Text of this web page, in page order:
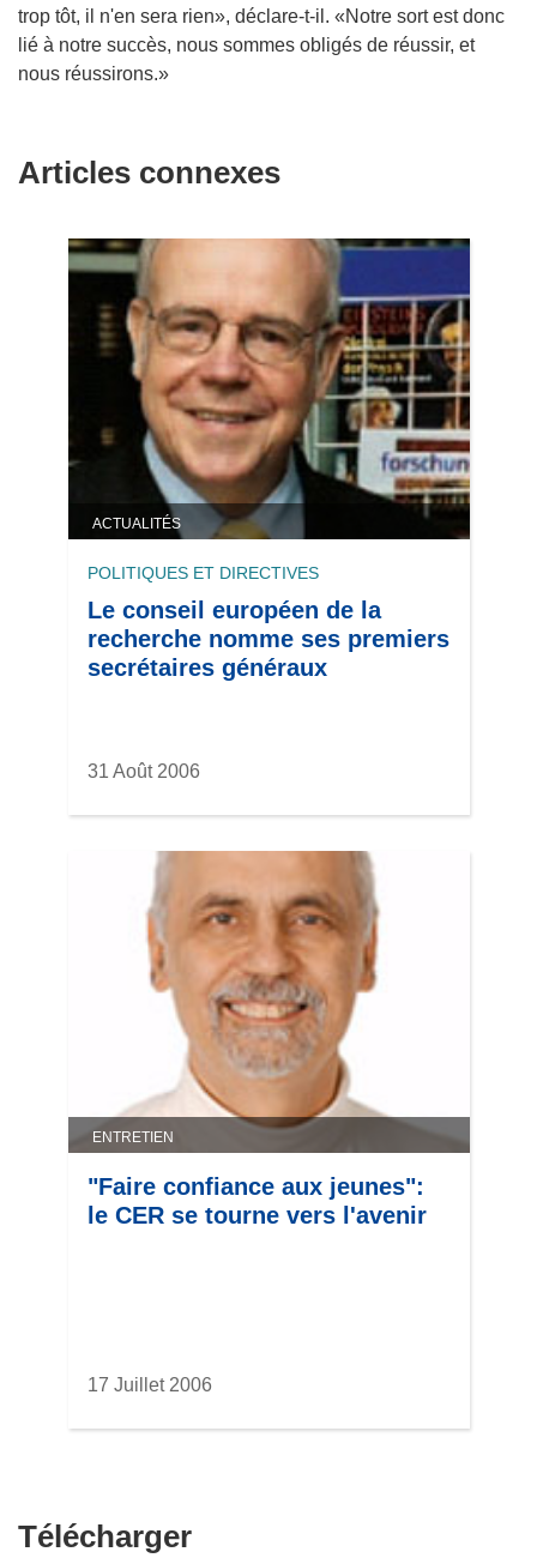
trop tôt, il n'en sera rien», déclare-t-il. «Notre sort est donc
lié à notre succès, nous sommes obligés de réussir, et
nous réussirons.»
Articles connexes
ACTUALITÉS
POLITIQUES ET DIRECTIVES
Le conseil européen de la
recherche nomme ses premiers
secrétaires généraux
31 Août 2006
ENTRETIEN
"Faire confiance aux jeunes":
le CER se tourne vers l'avenir
17 Juillet 2006
TéléchargerTélécharger